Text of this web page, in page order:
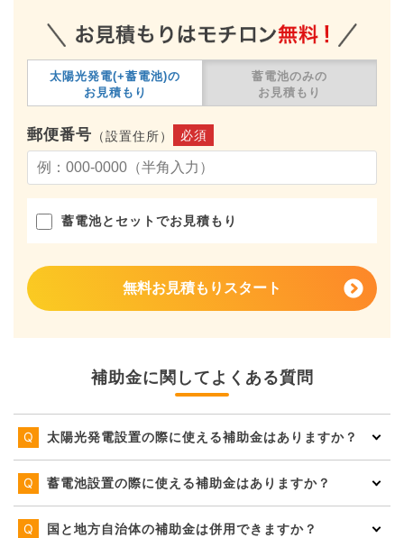
太陽光発電(+蓄電池)の
お見積もり
蓄電池のみの
お見積もり
郵便番号 （設置住所） 必須
蓄電池とセットでお見積もり
無料お見積もりスタート
補助金に関してよくある質問
太陽光発電設置の際に使える補助金はありますか？
蓄電池設置の際に使える補助金はありますか？
国と地方自治体の補助金は併用できますか？